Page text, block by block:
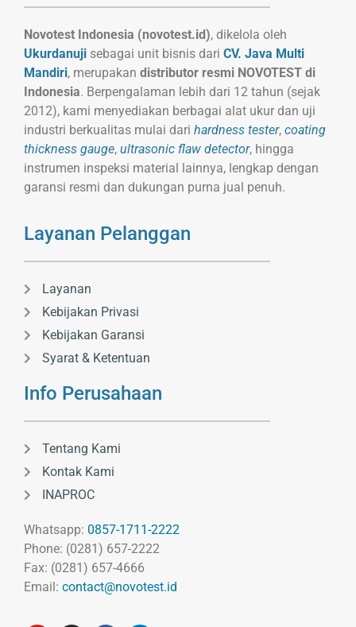
Novotest Indonesia (novotest.id), dikelola oleh
Ukurdanuji sebagai unit bisnis dari CV. Java Multi
Mandiri, merupakan distributor resmi NOVOTEST di
Indonesia. Berpengalaman lebih dari 12 tahun (sejak
2012), kami menyediakan berbagai alat ukur dan uji
industri berkualitas mulai dari hardness tester, coating
thickness gauge, ultrasonic flaw detector, hingga
instrumen inspeksi material lainnya, lengkap dengan
garansi resmi dan dukungan purna jual penuh.
Layanan Pelanggan
Layanan
Kebijakan Privasi
Kebijakan Garansi
Syarat & Ketentuan
Info Perusahaan
Tentang Kami
Kontak Kami
INAPROC
Whatsapp: 0857-1711-2222
Phone: (0281) 657-2222
Fax: (0281) 657-4666
Email: contact@novotest.id